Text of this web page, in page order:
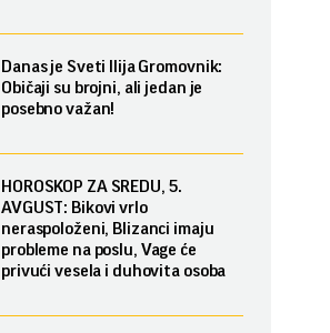
Danas je Sveti Ilija Gromovnik:
Običaji su brojni, ali jedan je
posebno važan!
HOROSKOP ZA SREDU, 5.
AVGUST: Bikovi vrlo
neraspoloženi, Blizanci imaju
probleme na poslu, Vage će
privući vesela i duhovita osoba